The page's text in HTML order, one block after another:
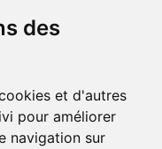
des
et d'autres
pour améliorer
navigation sur